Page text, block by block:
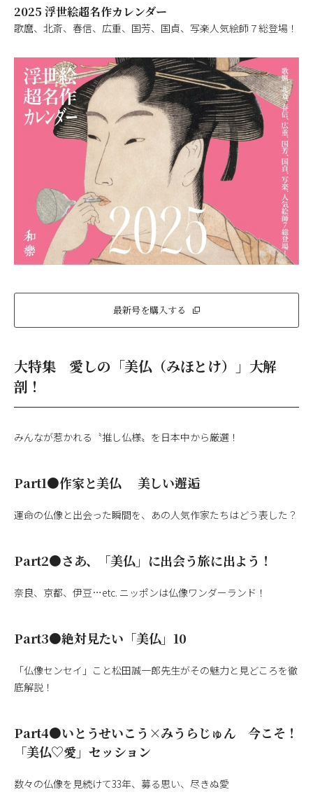
2025 浮世絵超名作カレンダー
歌麿、北斎、春信、広重、国芳、国貞、写楽人気絵師７総登場！
最新号を購入する
大特集 愛しの「美仏（みほとけ）」大解
剖！
みんなが惹かれる〝推し仏様〟を日本中から厳選！
Part1●作家と美仏 美しい邂逅
運命の仏像と出会った瞬間を、あの人気作家たちはどう表した？
Part2●さあ、「美仏」に出会う旅に出よう！
奈良、京都、伊豆…etc. ニッポンは仏像ワンダーランド！
Part3●絶対見たい「美仏」10
「仏像センセイ」こと松田誠一郎先生がその魅力と見どころを徹
底解説！
Part4●いとうせいこう×みうらじゅん 今こそ！
「美仏♡愛」セッション
数々の仏像を見続けて33年、募る思い、尽きぬ愛